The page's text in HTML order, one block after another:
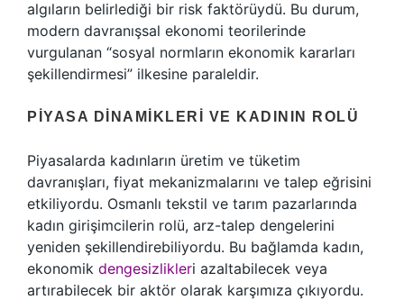
algıların belirlediği bir risk faktörüydü. Bu durum,
modern davranışsal ekonomi teorilerinde
vurgulanan “sosyal normların ekonomik kararları
şekillendirmesi” ilkesine paraleldir.
PIYASA DINAMIKLERI VE KADININ ROLÜ
Piyasalarda kadınların üretim ve tüketim
davranışları, fiyat mekanizmalarını ve talep eğrisini
etkiliyordu. Osmanlı tekstil ve tarım pazarlarında
kadın girişimcilerin rolü, arz-talep dengelerini
yeniden şekillendirebiliyordu. Bu bağlamda kadın,
ekonomik dengesizlikleri azaltabilecek veya
artırabilecek bir aktör olarak karşımıza çıkıyordu.